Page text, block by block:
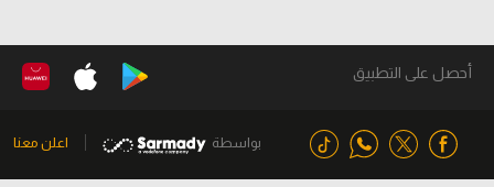
أحصل على التطبيق
بواسطة اعلن معنا